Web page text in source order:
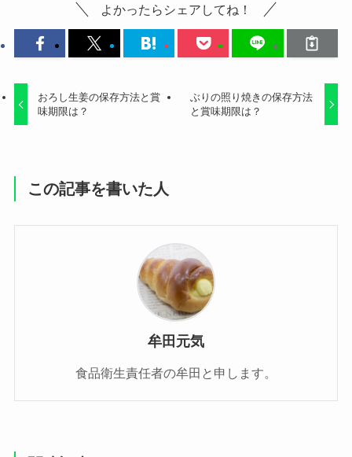
よかったらシェアしてね！
おろし生姜の保存方法と賞
味期限は？
ぶりの照り焼きの保存方法
と賞味期限は？
この記事を書いた人
牟田元気
食品衛生責任者の牟田と申します。